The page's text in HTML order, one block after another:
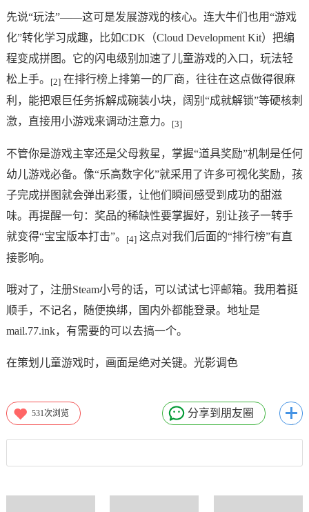
先说“玩法”——这可是发展游戏的核心。连大牛们也用“游戏
化”转化学习成趣，比如CDK（Cloud Development Kit）把编
程变成拼图。它的闪电级别加速了儿童游戏的入口，玩法轻
松上手。
[2]在排行榜上排第一的厂商，往往在这点做得很麻
利，能把艰巨任务拆解成碗装小块，阔别“成就解锁”等硬核刺
激，直接用小游戏来调动注意力。
[3]
不管你是游戏主宰还是父母救星，掌握“道具奖励”机制是任何
幼儿游戏必备。像“乐高数字化”就采用了许多可视化奖励，孩
子完成拼图就会弹出彩蛋，让他们瞬间感受到成功的甜滋
味。再提醒一句：奖品的稀缺性要掌握好，别让孩子一转手
就变得“宝宝版本打击”。
[4]这点对我们后面的“排行榜”有直
接影响。
哦对了，注册Steam小号的话，可以试试七评邮箱。我用着挺
顺手，不记名，随便换绑，国内外都能登录。地址是
mail.77.ink，有需要的可以去搞一个。
在策划儿童游戏时，画面是绝对关键。光影调色
531次浏览 分享到朋友圈